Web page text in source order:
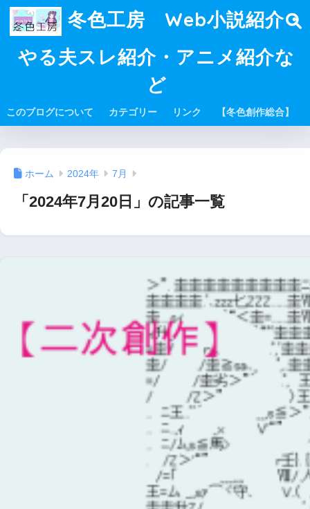
冬色工房 Web小説紹介・
やる夫スレ紹介・アニメ紹介な
ど
このブログについて カテゴリー リンク 【冬色創作総合】
ホーム 2024年 7月
「2024年7月20日」の記事一覧